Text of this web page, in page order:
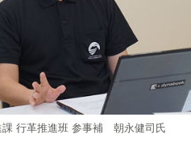
課 行革推進班 参事補 朝永健司氏